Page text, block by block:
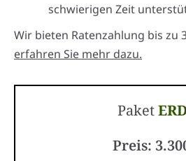
schwierigen Zeit
Wir bieten Ratenzahlung bis zu
erfahren Sie mehr dazu.
Paket
Preis: